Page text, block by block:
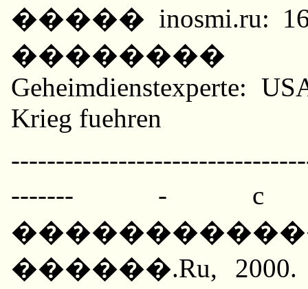
����� inosmi.ru:
��������
Geheimdienstexperte:
Krieg fuehren
------- - c
������.Ru,